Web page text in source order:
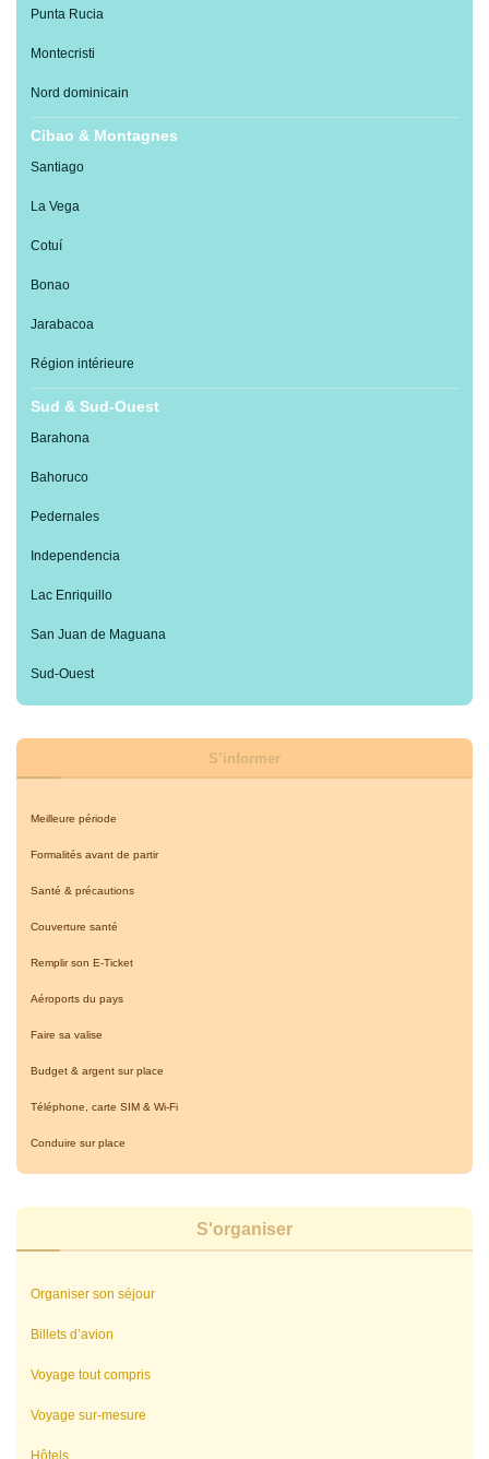
Punta Rucia
Montecristi
Nord dominicain
Cibao & Montagnes
Santiago
La Vega
Cotuí
Bonao
Jarabacoa
Région intérieure
Sud & Sud-Ouest
Barahona
Bahoruco
Pedernales
Independencia
Lac Enriquillo
San Juan de Maguana
Sud-Ouest
S’informer
Meilleure période
Formalités avant de partir
Santé & précautions
Couverture santé
Remplir son E-Ticket
Aéroports du pays
Faire sa valise
Budget & argent sur place
Téléphone, carte SIM & Wi-Fi
Conduire sur place
S'organiser
Organiser son séjour
Billets d’avion
Voyage tout compris
Voyage sur-mesure
Hôtels